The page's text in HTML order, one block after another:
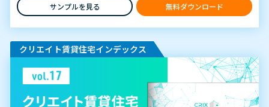
サンプルを見る 無料ダウンロード
クリエイト賃貸住宅インデックス